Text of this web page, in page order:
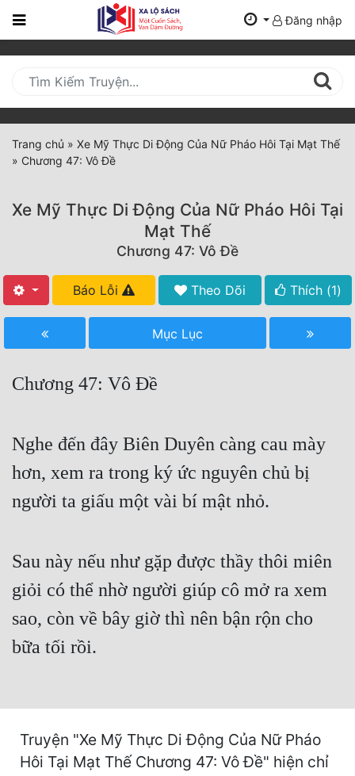
Trang
Mới
Cập
Nhật
(current)
Thể Loại
Truyện Mới Ra
Hoàn Thành
Free
Truyện Convert
Truyện Dịch
Truyện Nhập Môn
Xa Lộ Dịch
Cung Đấu
Du Hí
Đăng nhập
Trang chủ » Xe Mỹ Thực Di Động Của Nữ Pháo Hôi Tại Mạt Thế
» Chương 47: Vô Đề
Xe Mỹ Thực Di Động Của Nữ Pháo Hôi Tại
Mạt Thế
Chương 47: Vô Đề
Báo Lỗi Theo Dõi Thích (1)
Mục Lục
Chương 47: Vô Đề
Nghe đến đây Biên Duyên càng cau mày
hơn, xem ra trong ký ức nguyên chủ bị
người ta giấu một vài bí mật nhỏ.
Sau này nếu như gặp được thầy thôi miên
giỏi có thể nhờ người giúp cô mở ra xem
sao, còn về bây giờ thì nên bận rộn cho
bữa tối rồi.
Truyện "Xe Mỹ Thực Di Động Của Nữ Pháo
Hôi Tại Mạt Thế Chương 47: Vô Đề" hiện chỉ